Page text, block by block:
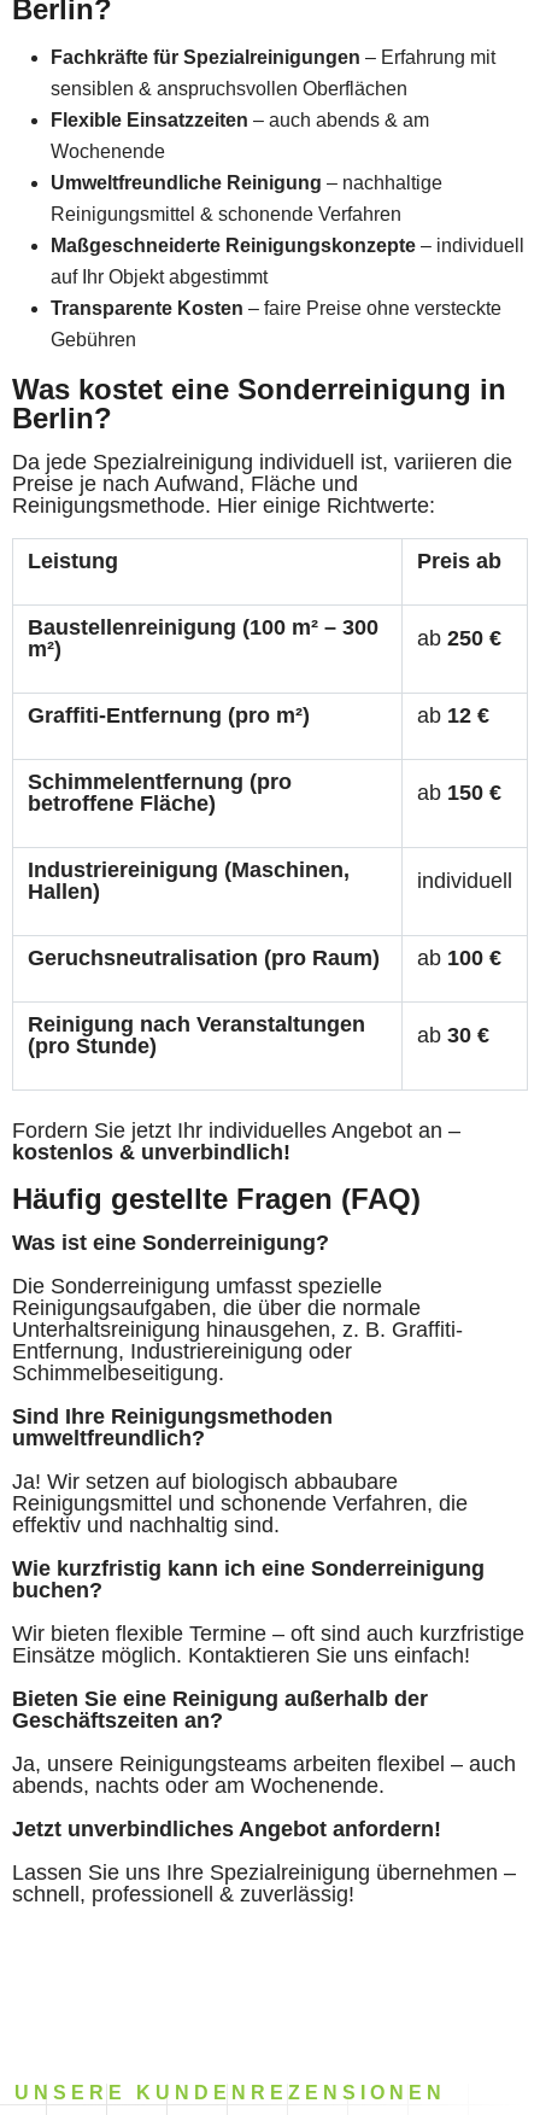
Berlin?
Fachkräfte für Spezialreinigungen – Erfahrung mit
sensiblen & anspruchsvollen Oberflächen
Flexible Einsatzzeiten – auch abends & am
Wochenende
Umweltfreundliche Reinigung – nachhaltige
Reinigungsmittel & schonende Verfahren
Maßgeschneiderte Reinigungskonzepte – individuell
auf Ihr Objekt abgestimmt
Transparente Kosten – faire Preise ohne versteckte
Gebühren
Was kostet eine Sonderreinigung in
Berlin?
Da jede Spezialreinigung individuell ist, variieren die
Preise je nach Aufwand, Fläche und
Reinigungsmethode. Hier einige Richtwerte:
Leistung Preis ab
Baustellenreinigung (100 m² – 300
m²)
ab 250 €
Graffiti-Entfernung (pro m²) ab 12 €
Schimmelentfernung (pro
betroffene Fläche)
ab 150 €
Industriereinigung (Maschinen,
Hallen)
individuell
Geruchsneutralisation (pro Raum) ab 100 €
Reinigung nach Veranstaltungen
(pro Stunde)
ab 30 €
Fordern Sie jetzt Ihr individuelles Angebot an –
kostenlos & unverbindlich!
Häufig gestellte Fragen (FAQ)
Was ist eine Sonderreinigung?
Die Sonderreinigung umfasst spezielle
Reinigungsaufgaben, die über die normale
Unterhaltsreinigung hinausgehen, z. B. Graffiti-
Entfernung, Industriereinigung oder
Schimmelbeseitigung.
Sind Ihre Reinigungsmethoden
umweltfreundlich?
Ja! Wir setzen auf biologisch abbaubare
Reinigungsmittel und schonende Verfahren, die
effektiv und nachhaltig sind.
Wie kurzfristig kann ich eine Sonderreinigung
buchen?
Wir bieten flexible Termine – oft sind auch kurzfristige
Einsätze möglich. Kontaktieren Sie uns einfach!
Bieten Sie eine Reinigung außerhalb der
Geschäftszeiten an?
Ja, unsere Reinigungsteams arbeiten flexibel – auch
abends, nachts oder am Wochenende.
Jetzt unverbindliches Angebot anfordern!
Lassen Sie uns Ihre Spezialreinigung übernehmen –
schnell, professionell & zuverlässig!
UNSERE KUNDENREZENSIONEN